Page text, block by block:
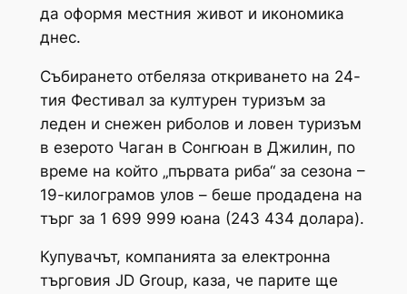
да оформя местния живот и икономика
днес.
Събирането отбеляза откриването на 24-
тия Фестивал за културен туризъм за
леден и снежен риболов и ловен туризъм
в езерото Чаган в Сонгюан в Джилин, по
време на който „първата риба“ за сезона –
19-килограмов улов – беше продадена на
търг за 1 699 999 юана (243 434 долара).
Купувачът, компанията за електронна
търговия JD Group, каза, че парите ще